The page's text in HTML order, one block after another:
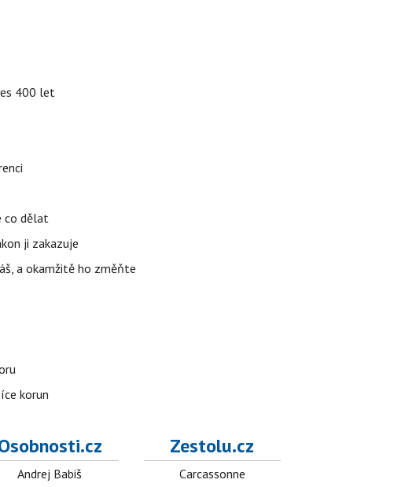
400 let
co dělat
ji zakazuje
a okamžitě ho změňte
korun
Andrej Babiš
Zestolu.cz
Carcassonne